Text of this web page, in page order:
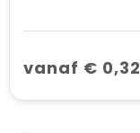
vanaf € 0,32